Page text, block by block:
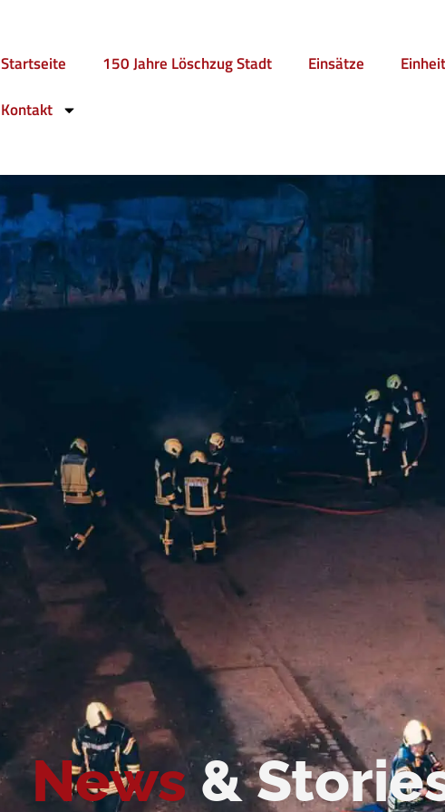
Startseite 150 Jahre Löschzug Stadt Einsätze
Kontakt
News&